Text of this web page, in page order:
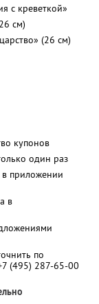
с креветкой»
см)
(26 см)
купонов
один раз
в приложении
в
по
(495) 287-65-00